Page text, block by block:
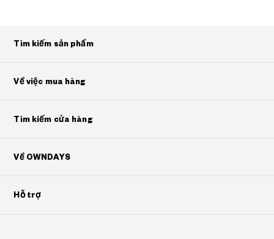
Tìm kiếm sản phẩm
Về việc mua hàng
Tìm kiếm cửa hàng
Về OWNDAYS
Hỗ trợ